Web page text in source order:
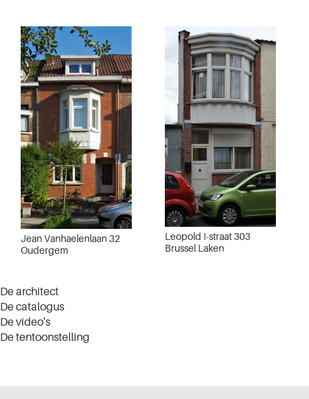
Jean Vanhaelenlaan 32
Oudergem
Leopold I-straat 303
Brussel Laken
De architect
De catalogus
De video's
De tentoonstelling